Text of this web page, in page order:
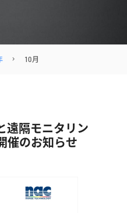
10月
遠隔モニタリン
催のお知らせ